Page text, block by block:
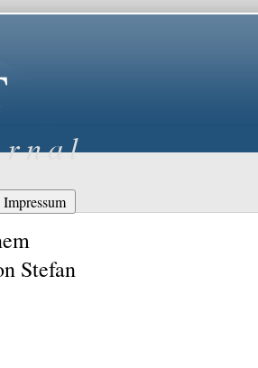
Impressum
Stefan